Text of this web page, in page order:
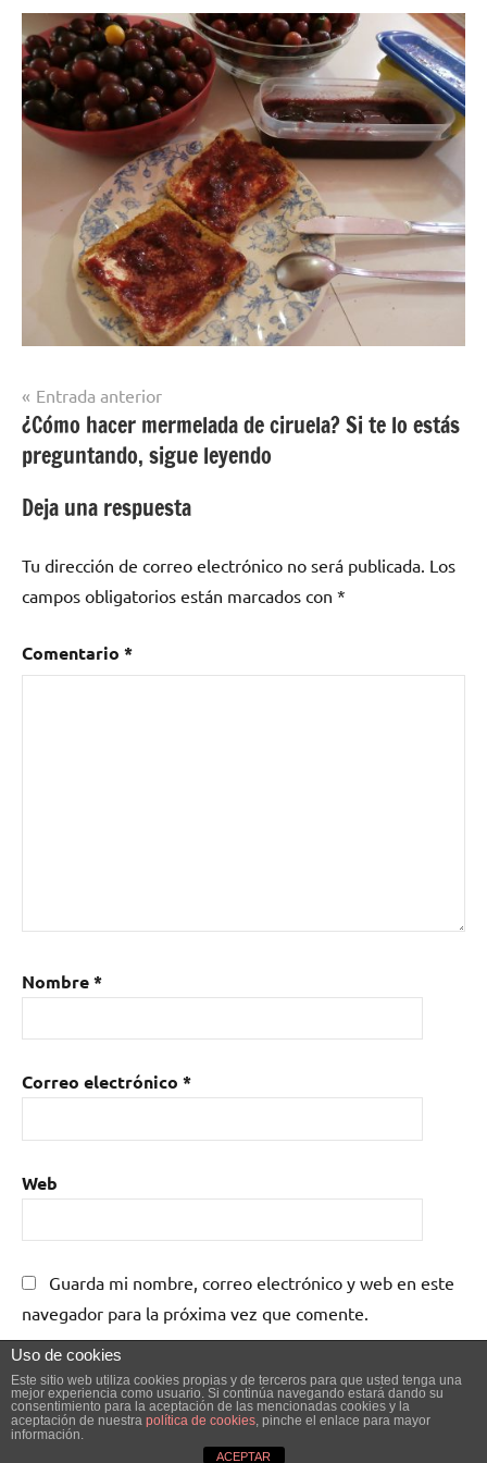
Navegación
de
entradas
Entrada anterior
¿Cómo hacer mermelada de ciruela? Si te lo estás
preguntando, sigue leyendo
Deja una respuesta
Tu dirección de correo electrónico no será publicada. Los
campos obligatorios están marcados con *
Comentario *
Nombre*
Correo electrónico *
Web
Guarda mi nombre, correo electrónico y web en este
navegador para la próxima vez que comente.
Tema de WordPress: Dynamico de ThemeZee.
Uso de cookies
Este sitio web utiliza cookies propias y de terceros para que usted tenga una
mejor experiencia como usuario. Si continúa navegando estará dando su
consentimiento para la aceptación de las mencionadas cookies y la
aceptación de nuestra política de cookies, pinche el enlace para mayor
información.
ACEPTAR